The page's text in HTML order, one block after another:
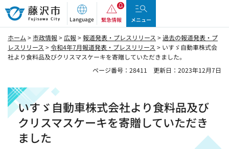
藤沢市
Language 緊急情報 メニュー
ホーム >市政情報 > 広報 >報道発表・プレスリリース >過去の報道発表・プ
レスリリース >令和4年7月報道発表・プレスリリース > いすゞ自動車株式会
社より食料品及びクリスマスケーキを寄贈していただきました。
ページ番号：28411
更新日：2023年12月7日
いすゞ自動車株式会社より食料品及び
クリスマスケーキを寄贈していただき
ました